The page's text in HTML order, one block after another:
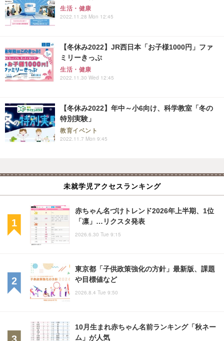
生活・健康
2022.11.28 Mon 12:45
【冬休み2022】JR西日本「お子様1000円」ファ
ミリーきっぷ
生活・健康
2022.11.30 Wed 12:45
【冬休み2022】年中～小6向け、科学教室「冬の
特別実験」
教育イベント
2022.11.7 Mon 9:45
未就学児アクセスランキング
赤ちゃん名づけトレンド2026年上半期、1位
「凛」…リクスタ発表
2026.6.30 Tue 9:15
東京都「子供政策強化の方針」最新版、課題
や目標値など
2026.8.4 Tue 9:50
10月生まれ赤ちゃん名前ランキング「秋ネー
ム」が人気